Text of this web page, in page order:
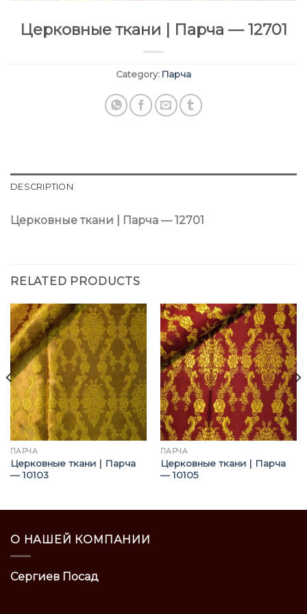
Церковные ткани | Парча — 12701
Category: Парча
DESCRIPTION
Церковные ткани | Парча — 12701
RELATED PRODUCTS
ПАРЧА
Церковные ткани | Парча
— 10103
ПАРЧА
Церковные ткани | Парча
— 10105
О НАШЕЙ КОМПАНИИ
Сергиев Посад